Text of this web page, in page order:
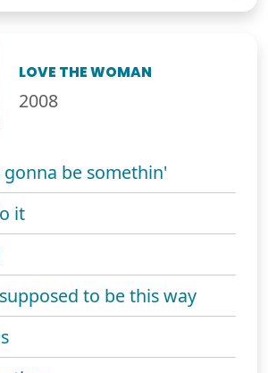
LOVE THE WOMAN
2008
gonna be somethin'
it
to be this way